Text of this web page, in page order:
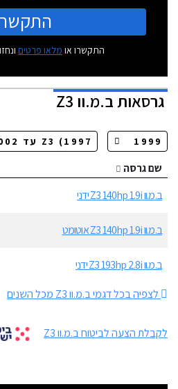
התקשרו או מלאו פרטים
גרסאותב.מ.וו Z3
שם גרסה
ב.מ.וו Z3 140hp 1.9i ידני
ב.מ.וו Z3 140hp 1.9i אוטומט
ב.מ.וו Z3 193hp 2.8i ידני
לצפיה בכל דגמי ב.מ.וו Z3 מכל השנים
לקבלת הצעה לביטוח ב.מ.וו Z3